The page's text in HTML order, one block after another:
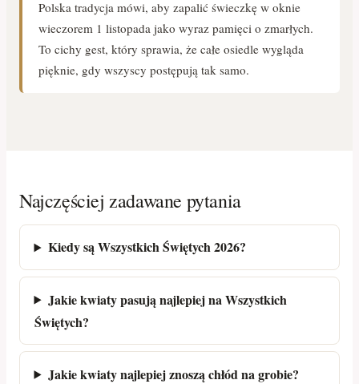
Polska tradycja mówi, aby zapalić świeczkę w oknie
wieczorem 1 listopada jako wyraz pamięci o zmarłych.
To cichy gest, który sprawia, że całe osiedle wygląda
pięknie, gdy wszyscy postępują tak samo.
Najczęściej zadawane pytania
Kiedy są Wszystkich Świętych 2026?
Jakie kwiaty pasują najlepiej na Wszystkich
Świętych?
Jakie kwiaty najlepiej znoszą chłód na grobie?